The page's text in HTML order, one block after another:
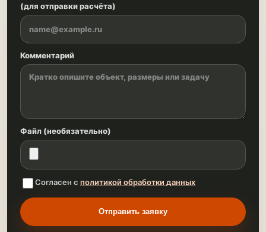
(для отправки расчёта)
Комментарий
Файл (необязательно)
Согласен с политикой обработки данных
Отправить заявку